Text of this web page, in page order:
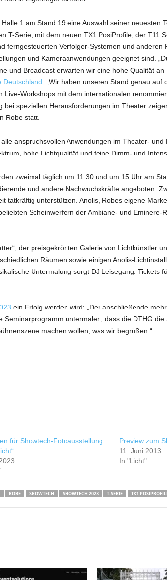
Halle 1 am Stand 19 eine Auswahl seiner neuesten
T-Serie, mit dem neuen TX1 PosiProfile, der T11
ferngesteuerten Verfolger-Systemen und anderen
und Kameraanwendungen geeignet sind.
und Broadcast erwarten wir eine hohe Qualität an
Deutschland . „Wir haben unseren Stand genau
Workshops mit dem internationalen
speziellen Herausforderungen im Theater
Robe statt.
anspruchsvollen Anwendungen im Theater-
hohe Lichtqualität und feine Dimm- und
zweimal täglich um 11:30 und um 15 Uhr am
und andere Nachwuchskräfte angeboten.
tatkräftig unterstützen. Anolis, Robes eigene
Scheinwerfern der Ambiane- und Eminere-
der preisgekrönten Galerie von Lichtkünstler
Räumen sowie einigen Anolis-
Untermalung sorgt DJ Leisegang. Tickets
ein Erfolg werden wird: „Der anschließende
Seminarprogramm untermalen, dass die DTHG
machen wollen, was wir begrüßen.“
für Showtech-Fotoausstellung
Preview zum
11. Juni 2013
In "Licht"
ROBE SHOWTECH SHOWTECH 2023 T-SERIE TX1